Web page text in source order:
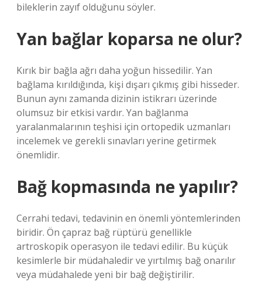
bileklerin zayıf olduğunu söyler.
Yan bağlar koparsa ne olur?
Kırık bir bağla ağrı daha yoğun hissedilir. Yan
bağlama kırıldığında, kişi dışarı çıkmış gibi hisseder.
Bunun aynı zamanda dizinin istikrarı üzerinde
olumsuz bir etkisi vardır. Yan bağlanma
yaralanmalarının teşhisi için ortopedik uzmanları
incelemek ve gerekli sınavları yerine getirmek
önemlidir.
Bağ kopmasında ne yapılır?
Cerrahi tedavi, tedavinin en önemli yöntemlerinden
biridir. Ön çapraz bağ rüptürü genellikle
artroskopik operasyon ile tedavi edilir. Bu küçük
kesimlerle bir müdahaledir ve yırtılmış bağ onarılır
veya müdahalede yeni bir bağ değiştirilir.